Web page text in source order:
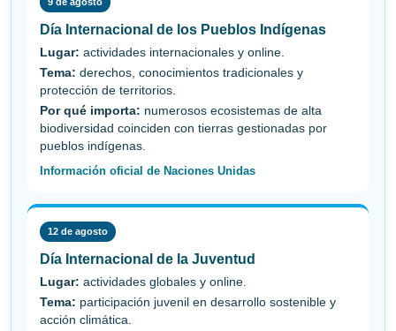
Día Internacional de los Pueblos Indígenas
Lugar: actividades internacionales y online.
Tema: derechos, conocimientos tradicionales y
protección de territorios.
Por qué importa: numerosos ecosistemas de alta
biodiversidad coinciden con tierras gestionadas por
pueblos indígenas.
Información oficial de Naciones Unidas
12 de agosto
Día Internacional de la Juventud
Lugar: actividades globales y online.
Tema: participación juvenil en desarrollo sostenible y
acción climática.